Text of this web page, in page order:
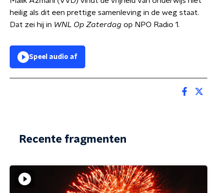
heilig als dit een prettige samenleving in de weg staat.
Dat zei hij in WNL Op Zaterdag op NPO Radio 1.
Speel audio af
Recente fragmenten